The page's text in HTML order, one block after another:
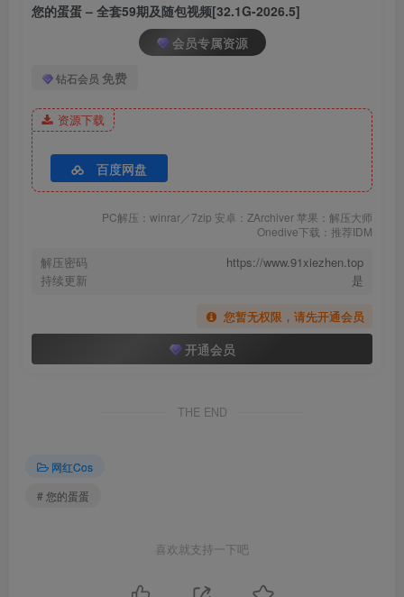
[9.17]
您的蛋蛋 – NO.053 爱的诊疗 [45P1V-664M]
[9.13]
您的蛋蛋 – NO.052 小红帽[35P-278.7M]
[8.16]
您的蛋蛋 – NO.051 小黑裙[30P-453.7M]
您的蛋蛋 – NO.049 反差学妹[51P-1V-1.27G]
[10.8]
您的蛋蛋 – NO.047 鬼父爱莉酱[39P-117.8M]
[2024.2.3]
您的蛋蛋 – 全套59期及随包视频[32.1G-2026.5]
会员专属资源
钻石会员 免费
资源下载
百度网盘
PC解压：winrar／7zip 安卓：ZArchiver 苹果：解压大师
Onedive下载：推荐IDM
解压密码
https://www.91xiezhen.top
持续更新
是
您暂无权限，请先开通会员
开通会员
THE END
网红Cos
# 您的蛋蛋
喜欢就支持一下吧